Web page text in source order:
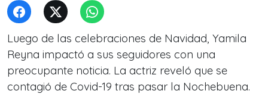
Luego de las celebraciones de Navidad, Yamila
Reyna impactó a sus seguidores con una
preocupante noticia. La actriz reveló que se
contagió de Covid-19 tras pasar la Nochebuena.